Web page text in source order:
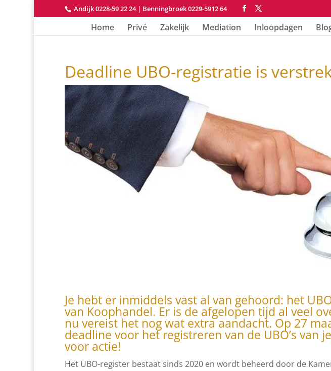
Andijk 0228-59 22 24| Benningbroek 0229-5912 64
Home Privé Zakelijk Mediation Inloopdagen
Deadline UBO-registratie is
Je hebt er inmiddels vast al van gehoord: het
van Koophandel. Er is de afgelopen tijd al veel
nu vereist het nog wat extra aandacht. Op 27
deadline voor het registreren van de UBO’s van
voor actie!
Het UBO-register bestaat sinds 2020 en wordt beheerd door de